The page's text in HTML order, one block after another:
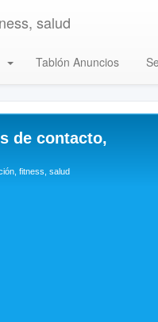
salud
Tablón Anuncios
de contacto,
fitness, salud